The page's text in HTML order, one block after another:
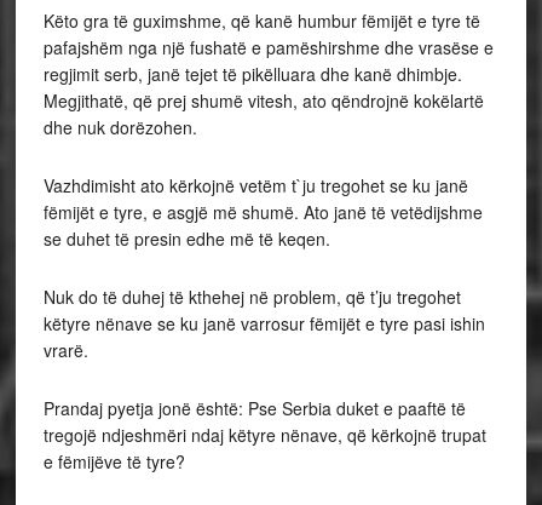
Këto gra të guximshme, që kanë humbur fëmijët e tyre të
pafajshëm nga një fushatë e pamëshirshme dhe vrasëse e
regjimit serb, janë tejet të pikëlluara dhe kanë dhimbje.
Megjithatë, që prej shumë vitesh, ato qëndrojnë kokëlartë
dhe nuk dorëzohen.
Vazhdimisht ato kërkojnë vetëm t`ju tregohet se ku janë
fëmijët e tyre, e asgjë më shumë. Ato janë të vetëdijshme
se duhet të presin edhe më të keqen.
Nuk do të duhej të kthehej në problem, që t’ju tregohet
këtyre nënave se ku janë varrosur fëmijët e tyre pasi ishin
vrarë.
Prandaj pyetja jonë është: Pse Serbia duket e paaftë të
tregojë ndjeshmëri ndaj këtyre nënave, që kërkojnë trupat
e fëmijëve të tyre?